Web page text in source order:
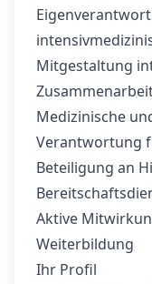
Mitgestaltung
Medizinische
Verantwortung
Beteiligung an
Aktive
Weiterbildung
Ihr Profil